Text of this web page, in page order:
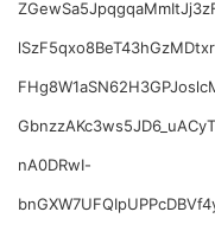
nA0DRwI-